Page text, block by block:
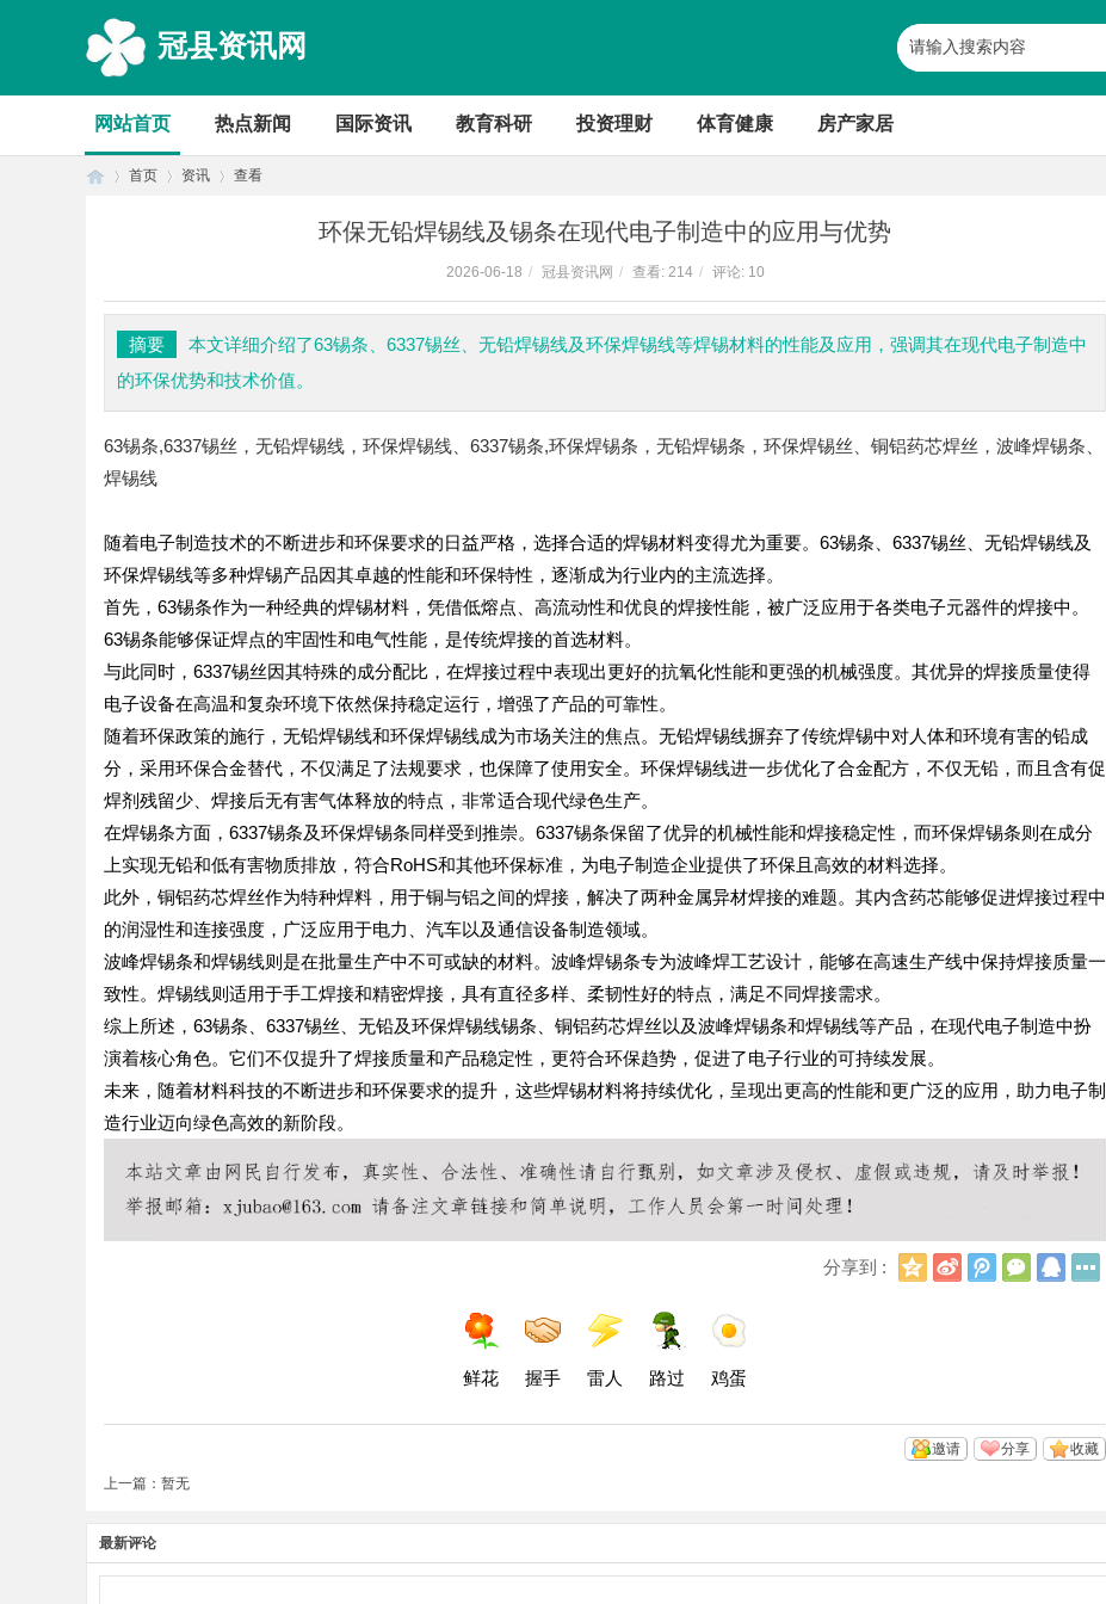
冠县资讯网
网站首页 热点新闻 国际资讯 教育科研 投资理财 体育健康 房产家居
首页 资讯 查看
环保无铅焊锡线及锡条在现代电子制造中的应用与优势
2026-06-18 / 冠县资讯网 / 查看: 214 / 评论: 10
摘要
本文详细介绍了63锡条、6337锡丝、无铅焊锡线及环保焊锡线等焊锡材料的性能及应用，强调其在现代电子制造中
的环保优势和技术价值。
63锡条,6337锡丝，无铅焊锡线，环保焊锡线、6337锡条,环保焊锡条，无铅焊锡条，环保焊锡丝、铜铝药芯焊丝，波峰焊锡条、
焊锡线
随着电子制造技术的不断进步和环保要求的日益严格，选择合适的焊锡材料变得尤为重要。63锡条、6337锡丝、无铅焊锡线及
环保焊锡线等多种焊锡产品因其卓越的性能和环保特性，逐渐成为行业内的主流选择。
首先，63锡条作为一种经典的焊锡材料，凭借低熔点、高流动性和优良的焊接性能，被广泛应用于各类电子元器件的焊接中。
63锡条能够保证焊点的牢固性和电气性能，是传统焊接的首选材料。
与此同时，6337锡丝因其特殊的成分配比，在焊接过程中表现出更好的抗氧化性能和更强的机械强度。其优异的焊接质量使得
电子设备在高温和复杂环境下依然保持稳定运行，增强了产品的可靠性。
随着环保政策的施行，无铅焊锡线和环保焊锡线成为市场关注的焦点。无铅焊锡线摒弃了传统焊锡中对人体和环境有害的铅成
分，采用环保合金替代，不仅满足了法规要求，也保障了使用安全。环保焊锡线进一步优化了合金配方，不仅无铅，而且含有促
焊剂残留少、焊接后无有害气体释放的特点，非常适合现代绿色生产。
在焊锡条方面，6337锡条及环保焊锡条同样受到推崇。6337锡条保留了优异的机械性能和焊接稳定性，而环保焊锡条则在成分
上实现无铅和低有害物质排放，符合RoHS和其他环保标准，为电子制造企业提供了环保且高效的材料选择。
此外，铜铝药芯焊丝作为特种焊料，用于铜与铝之间的焊接，解决了两种金属异材焊接的难题。其内含药芯能够促进焊接过程中
的润湿性和连接强度，广泛应用于电力、汽车以及通信设备制造领域。
波峰焊锡条和焊锡线则是在批量生产中不可或缺的材料。波峰焊锡条专为波峰焊工艺设计，能够在高速生产线中保持焊接质量一
致性。焊锡线则适用于手工焊接和精密焊接，具有直径多样、柔韧性好的特点，满足不同焊接需求。
综上所述，63锡条、6337锡丝、无铅及环保焊锡线锡条、铜铝药芯焊丝以及波峰焊锡条和焊锡线等产品，在现代电子制造中扮
演着核心角色。它们不仅提升了焊接质量和产品稳定性，更符合环保趋势，促进了电子行业的可持续发展。
未来，随着材料科技的不断进步和环保要求的提升，这些焊锡材料将持续优化，呈现出更高的性能和更广泛的应用，助力电子制
造行业迈向绿色高效的新阶段。
分享到 :
Q
新
浪
腾
讯
微
信
Q
鲜花 握手 雷人 路过 鸡蛋
收藏
分享
邀请
上一篇：暂无
最新评论